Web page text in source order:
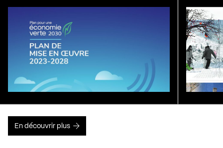
En découvrir plus